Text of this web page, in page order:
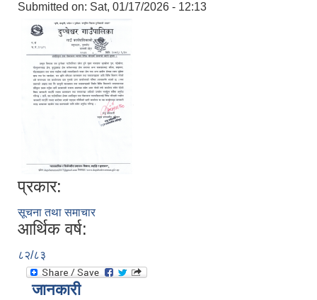
Submitted on: Sat, 01/17/2026 - 12:13
प्रकार:
सूचना तथा समाचार
आर्थिक वर्ष:
८२/८३
जानकारी